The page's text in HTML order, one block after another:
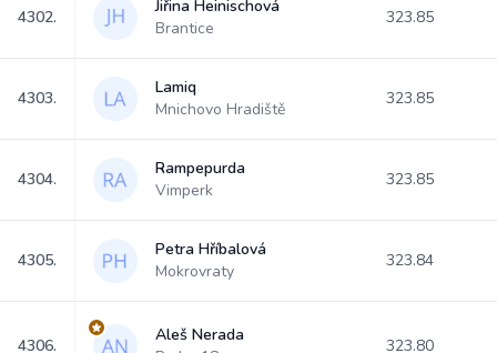
4302.
Jiřina Heinischová
Brantice
323.85
4303.
Lamiq
Mnichovo Hradiště
323.85
4304.
Rampepurda
Vimperk
323.85
4305.
Petra Hříbalová
Mokrovraty
323.84
4306.
Aleš Nerada
323.80